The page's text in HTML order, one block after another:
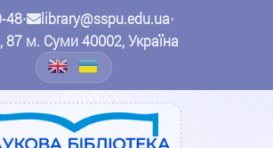
48• library@sspu.edu.ua•
87 м. Суми 40002, Україна